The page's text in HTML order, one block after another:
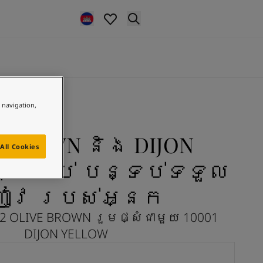
BROWN និង DIJON
សម្រាប់ បន្ទប់ទទួល
វ របស់អ្នក
BROWN រួមផ្សំជាមួយ 10001
DIJON YELLOW
navigation,
Cookies